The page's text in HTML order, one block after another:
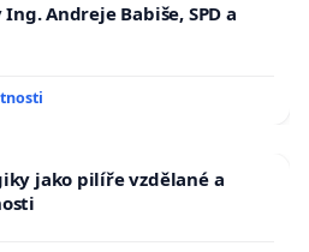
Andreje Babiše, SPD a
jako pilíře vzdělané a